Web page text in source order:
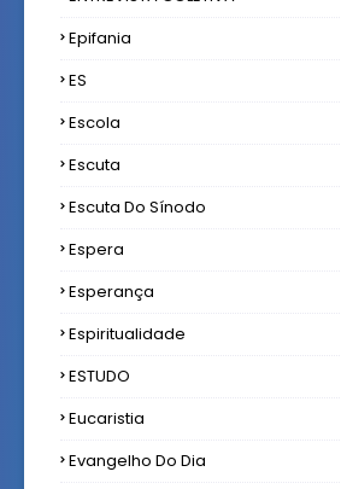
Epifania
ES
Escola
Escuta
Escuta Do Sínodo
Espera
Esperança
Espiritualidade
ESTUDO
Eucaristia
Evangelho Do Dia